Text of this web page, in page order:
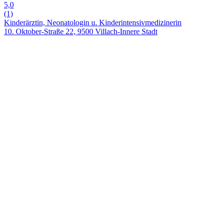
5,0
(1)
Kinderärztin, Neonatologin u. Kinderintensivmedizinerin
10. Oktober-Straße 22, 9500 Villach-Innere Stadt